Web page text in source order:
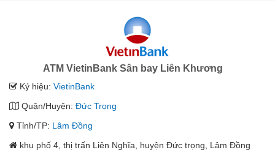
ATM VietinBank Sân bay Liên Khương
Ký hiệu: VietinBank
Quận/Huyện: Đức Trọng
Tỉnh/TP: Lâm Đồng
khu phố 4, thị trấn Liên Nghĩa, huyện Đức trọng, Lâm Đồng